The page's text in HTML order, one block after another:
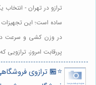
ترازو در تهران -
ساده است؛ این
در وزن کشی و سرعت در
پررقابت امروز،